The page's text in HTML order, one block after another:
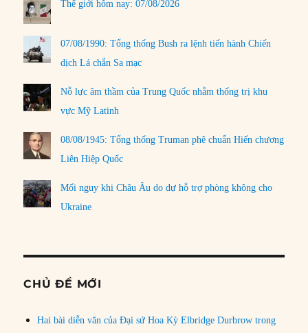
Thế giới hôm nay: 07/08/2026
07/08/1990: Tổng thống Bush ra lệnh tiến hành Chiến
dịch Lá chắn Sa mạc
Nỗ lực âm thầm của Trung Quốc nhằm thống trị khu
vực Mỹ Latinh
08/08/1945: Tổng thống Truman phê chuẩn Hiến chương
Liên Hiệp Quốc
Mối nguy khi Châu Âu do dự hỗ trợ phòng không cho
Ukraine
CHỦ ĐỀ MỚI
Hai bài diễn văn của Đại sứ Hoa Kỳ Elbridge Durbrow trong